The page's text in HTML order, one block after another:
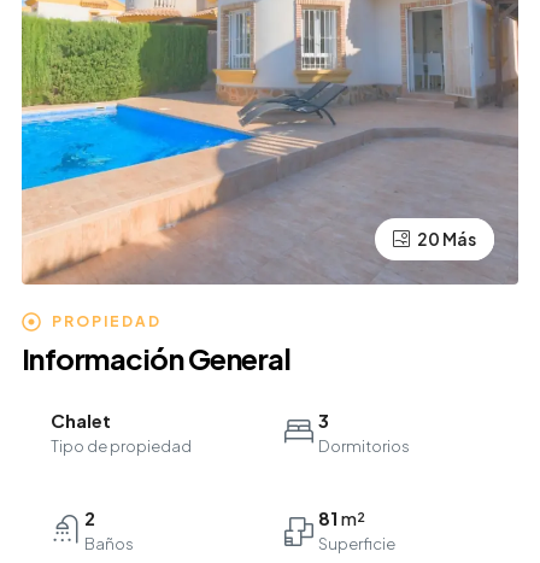
16 Más
20 Más
PROPIEDAD
Información General
Chalet
Tipo de propiedad
3
Dormitorios
2
Baños
81